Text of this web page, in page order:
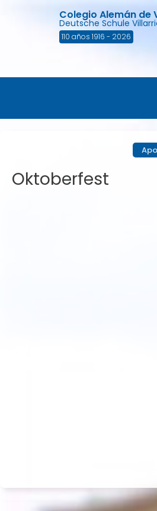
Colegio Alemán de
Deutsche Schule
110 años 1916 - 2026
Oktoberfest